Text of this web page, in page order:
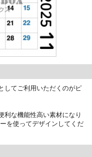
してご利用いただくのがピ
利な機能性高い素材になり
を使ってデザインしてくだ